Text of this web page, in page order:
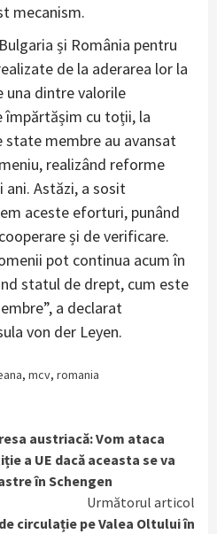
mecanism.
și România pentru
de la aderarea lor la
una dintre valorile
împărtășim cu toții, la
state membre au avansat
realizând reforme
Astăzi, a sosit
aceste eforturi, punând
și de verificare.
pot continua acum în
statul de drept, cum este
a declarat
von der Leyen.
, mcv, romania
austriacă: Vom ataca
a UE dacă aceasta se va
în Schengen
Următorul articol
circulație pe Valea Oltului în